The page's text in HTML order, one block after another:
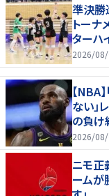
準決勝
トーナ
ターハ
2026/
【NBA
ない」
の負け
2026/
ニモ正
ームが